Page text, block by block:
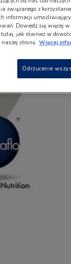
związanego z
informacji
Dowiedz się więcej
tutaj, jak również w
strony. Więcej
Odrzucenie